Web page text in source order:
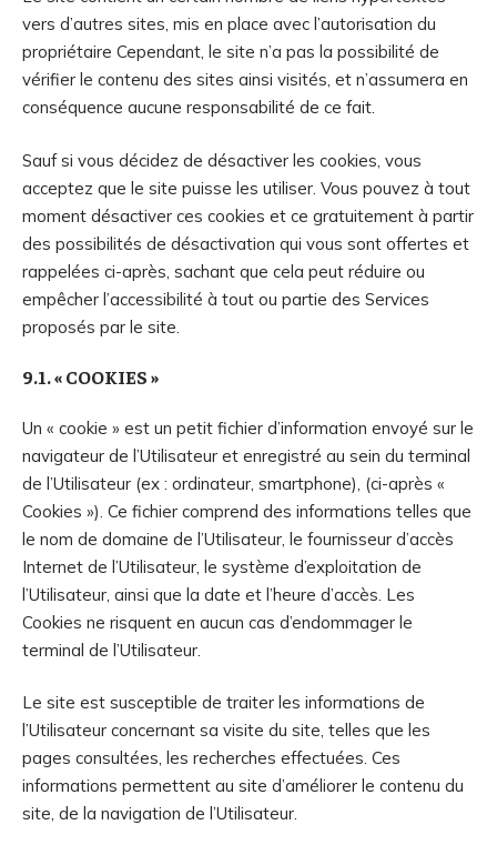
vers d’autres sites, mis en place avec l’autorisation du
propriétaire Cependant, le site n’a pas la possibilité de
vérifier le contenu des sites ainsi visités, et n’assumera en
conséquence aucune responsabilité de ce fait.
Sauf si vous décidez de désactiver les cookies, vous
acceptez que le site puisse les utiliser. Vous pouvez à tout
moment désactiver ces cookies et ce gratuitement à partir
des possibilités de désactivation qui vous sont offertes et
rappelées ci-après, sachant que cela peut réduire ou
empêcher l’accessibilité à tout ou partie des Services
proposés par le site.
9.1. « COOKIES »
Un « cookie » est un petit fichier d’information envoyé sur le
navigateur de l’Utilisateur et enregistré au sein du terminal
de l’Utilisateur (ex : ordinateur, smartphone), (ci-après «
Cookies »). Ce fichier comprend des informations telles que
le nom de domaine de l’Utilisateur, le fournisseur d’accès
Internet de l’Utilisateur, le système d’exploitation de
l’Utilisateur, ainsi que la date et l’heure d’accès. Les
Cookies ne risquent en aucun cas d’endommager le
terminal de l’Utilisateur.
Le site est susceptible de traiter les informations de
l’Utilisateur concernant sa visite du site, telles que les
pages consultées, les recherches effectuées. Ces
informations permettent au site d’améliorer le contenu du
site, de la navigation de l’Utilisateur.